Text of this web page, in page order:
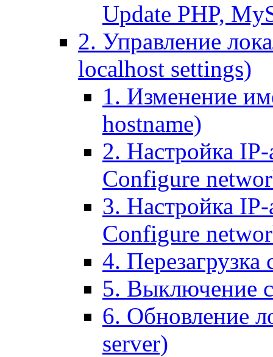
Update PHP,
2. Управление
localhost settings)
1. Изменение
hostname)
2. Настройка IP-
Configure
3. Настройка
Configure
4. Перезагрузка
5. Выключение
6. Обновление
server)